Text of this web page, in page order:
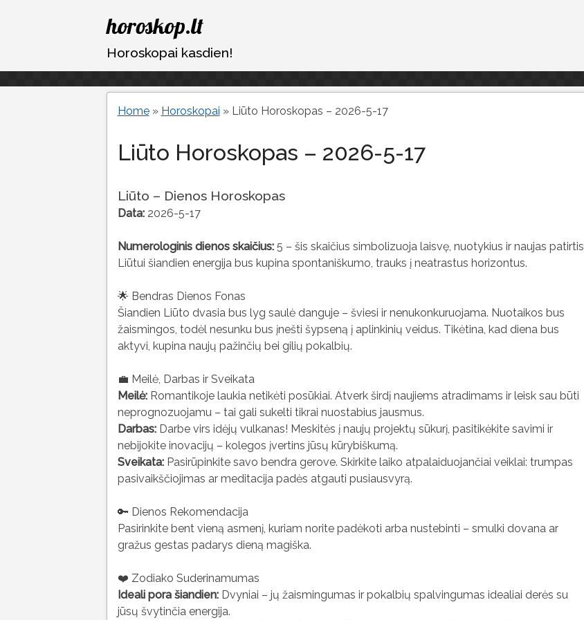
Eiti
prie
turinio
horoskop.lt
Horoskopai kasdien!
Home» Horoskopai » Liūto Horoskopas – 2026-5-17
Liūto Horoskopas – 2026-5-17
Liūto – Dienos Horoskopas
Data:2026-5-17
Numerologinis dienos skaičius:5 – šis skaičius simbolizuoja laisvę, nuotykius ir naujas
Liūtui šiandien energija bus kupina spontaniškumo, trauks į neatrastus horizontus.
🌟 Bendras Dienos Fonas
Šiandien Liūto dvasia bus lyg saulė danguje – šviesi ir nenukonkuruojama. Nuotaikos bus
žaismingos, todėl nesunku bus įnešti šypseną į aplinkinių veidus. Tikėtina, kad diena bus
aktyvi, kupina naujų pažinčių bei gilių pokalbių.
💼 Meilė, Darbas ir Sveikata
Meilė:Romantikoje laukia netikėti posūkiai. Atverk širdį naujiems atradimams ir leisk sau būti
neprognozuojamu – tai gali sukelti tikrai nuostabius jausmus.
Darbas:Darbe virs idėjų vulkanas! Meskitės į naujų projektų sūkurį, pasitikėkite savimi ir
nebijokite inovacijų – kolegos įvertins jūsų kūrybiškumą.
Sveikata:Pasirūpinkite savo bendra gerove. Skirkite laiko atpalaiduojančiai veiklai: trumpas
pasivaikščiojimas ar meditacija padės atgauti pusiausvyrą.
🔑 Dienos Rekomendacija
Pasirinkite bent vieną asmenį, kuriam norite padėkoti arba nustebinti – smulki dovana ar
gražus gestas padarys dieną magiška.
❤️ Zodiako Suderinamumas
Ideali pora šiandien:Dvyniai – jų žaismingumas ir pokalbių spalvingumas idealiai derės su
jūsų švytinčia energija.